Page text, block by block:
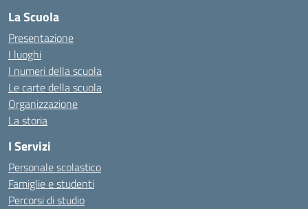
La Scuola
Presentazione
I luoghi
I numeri della scuola
Le carte della scuola
Organizzazione
La storia
I Servizi
Personale scolastico
Famiglie e studenti
Percorsi di studio